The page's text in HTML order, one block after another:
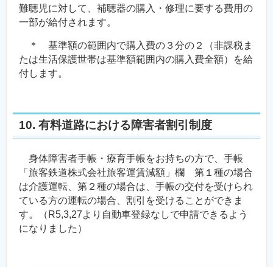
難聴児に対して、補聴器の購入・修理に要する費用の
一部が給付されます。
＊ 基準額の範囲内で購入費の３分の２（非課税ま
たは生活保護世帯は基準額範囲内の購入費全額）を給
付します。
10. 有料道路における障害者割引制度
身体障害者手帳・療育手帳をお持ちの方で、手帳
「旅客鉄道株式会社旅客運賃減額」欄 第１種の場合
は介護運転、第２種の場合は、手帳の交付を受けられ
ている方の運転の場合、割引を受けることができま
す。（R5,3,27より自動車登録なしで申請できるよう
になりました）